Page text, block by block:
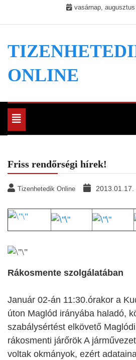
vasárnap,
ONLINE
Toggle
navigation
Friss rendőrségi hírek!
Tizenhetedik Online 2013.01.17.
Rákosmente szolgálatában
Január 02-án 11:30.órakor a
úton Maglód irányába haladó,
szabálysértést elkövető
rákosmenti járőrök A
voltak okmányok, ezért